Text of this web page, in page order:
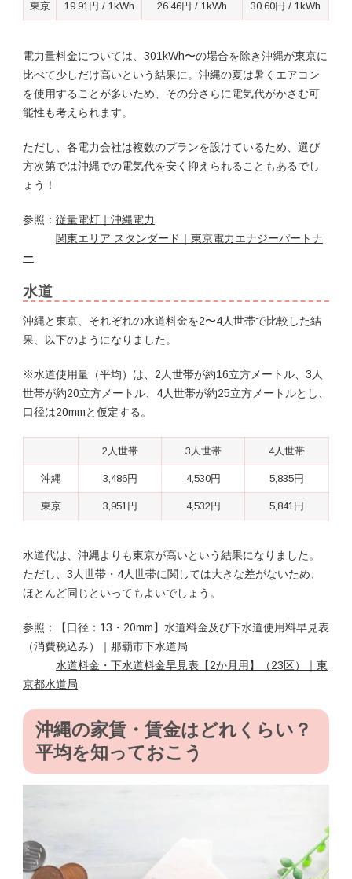
東京 19.91円 / 1kWh 26.46円 / 1kWh 30.60円 / 1kWh
電力量料金については、301kWh〜の場合を除き沖縄が東京に
比べて少しだけ高いという結果に。沖縄の夏は暑くエアコン
を使用することが多いため、その分さらに電気代がかさむ可
能性も考えられます。
ただし、各電力会社は複数のプランを設けているため、選び
方次第では沖縄での電気代を安く抑えられることもあるでし
ょう！
参照： 従量電灯｜沖縄電力
関東エリア スタンダード｜東京電力エナジーパートナ
ー
水道
沖縄と東京、それぞれの水道料金を2〜4人世帯で比較した結
果、以下のようになりました。
※水道使用量（平均）は、2人世帯が約16立方メートル、3人
世帯が約20立方メートル、4人世帯が約25立方メートルとし、
口径は20mmと仮定する。
2人世帯 3人世帯 4人世帯
沖縄 3,486円 4,530円 5,835円
東京 3,951円 4,532円 5,841円
水道代は、沖縄よりも東京が高いという結果になりました。
ただし、3人世帯・4人世帯に関しては大きな差がないため、
ほとんど同じといってもよいでしょう。
参照：【口径：13・20mm】水道料金及び下水道使用料早見表
（消費税込み）｜那覇市下水道局
水道料金・下水道料金早見表【2か月用】（23区）｜東
京都水道局
沖縄の家賃・賃金はどれくらい？
平均を知っておこう